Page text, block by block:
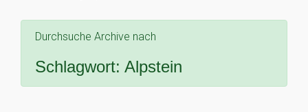
Durchsuche Archive nach
Schlagwort: Alpstein